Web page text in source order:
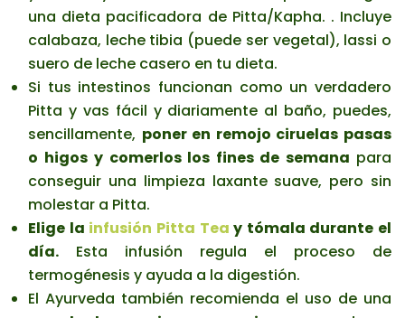
una dieta pacificadora de Pitta/Kapha. . Incluye
calabaza, leche tibia (puede ser vegetal), lassi o
suero de leche casero en tu dieta.
Si tus intestinos funcionan como un verdadero
Pitta y vas fácil y diariamente al baño, puedes,
sencillamente, poner en remojo ciruelas pasas
o higos y comerlos los fines de semana para
conseguir una limpieza laxante suave, pero sin
molestar a Pitta.
Elige la infusión Pitta Tea y tómala durante el
día. Esta infusión regula el proceso de
termogénesis y ayuda a la digestión.
El Ayurveda también recomienda el uso de una